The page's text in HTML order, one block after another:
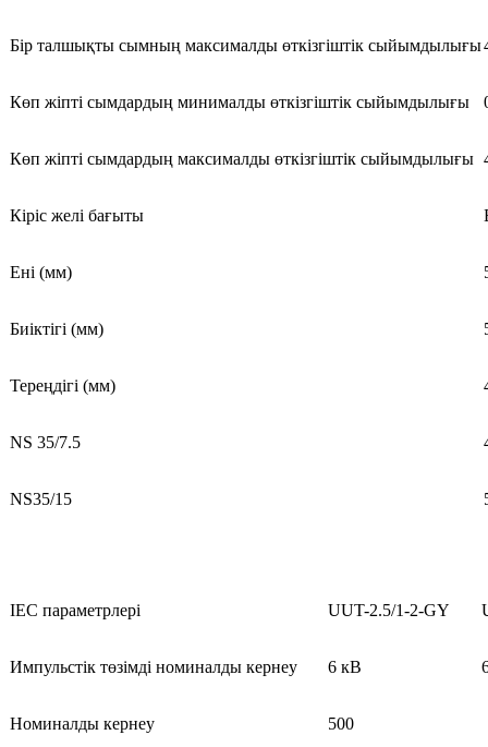
Бір талшықты сымның максималды өткізгіштік сыйымдылығы
Көп жіпті сымдардың минималды өткізгіштік сыйымдылығы
Көп жіпті сымдардың максималды өткізгіштік сыйымдылығы
Кіріс желі бағыты
Ені (мм)
Биіктігі (мм)
Тереңдігі (мм)
NS 35/7.5
NS35/15
IEC параметрлері UUT-2.5/1-2-GY
Импульстік төзімді номиналды кернеу 6 кВ
Номиналды кернеу 500